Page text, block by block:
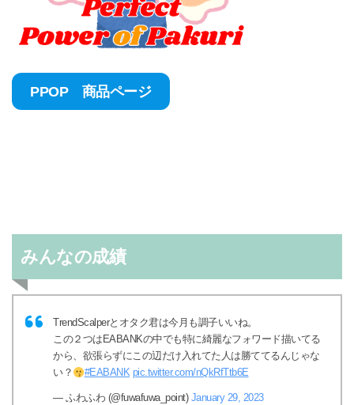
PPOP 商品ページ
みんなの成績
TrendScalperとオタク君は今月も調子いいね。
この２つはEABANKの中でも特に綺麗なフォワード描いてる
から、欲張らずにこの辺だけ入れてた人は勝ててるんじゃな
い？
#EABANK pic.twitter.com/nQkRfTtb6E
— ふわふわ (@fuwafuwa_point) January 29, 2023